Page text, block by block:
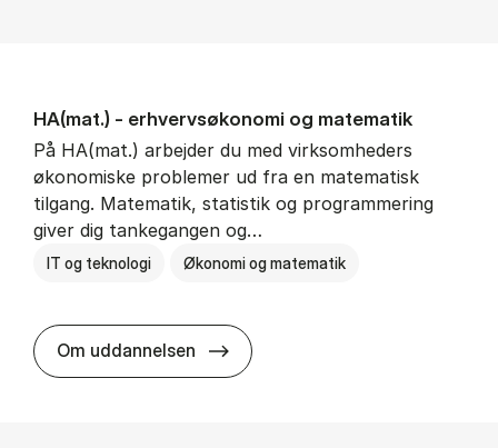
HA(mat.) - erhvervs­økonomi og ma­te­ma­tik
På HA(mat.) arbejder du med virksomheders
økonomiske problemer ud fra en matematisk
tilgang. Matematik, statistik og programmering
giver dig tankegangen og…
IT og teknologi Økonomi og matematik
Om uddannelsen HA(mat.) - erhvervs­økonomi og